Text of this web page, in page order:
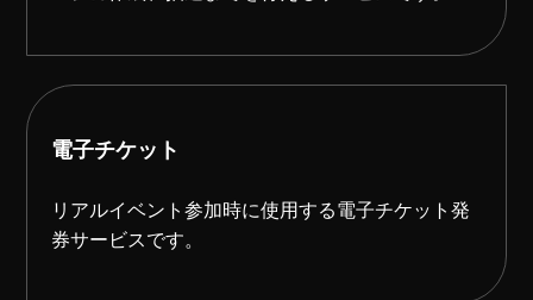
電子チケット
リアルイベント参加時に使用する電子チケット発
券サービスです。